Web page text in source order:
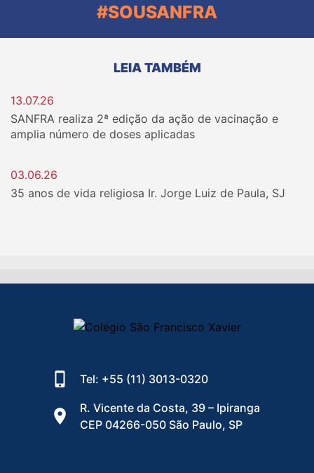
#SOUSANFRA
LEIA TAMBÉM
13.07.26
SANFRA realiza 2ª edição da ação de vacinação e
amplia número de doses aplicadas
03.06.26
35 anos de vida religiosa Ir. Jorge Luiz de Paula, SJ
Tel: +55 (11) 3013-0320
R. Vicente da Costa, 39 – Ipiranga
CEP 04266-050 São Paulo, SP